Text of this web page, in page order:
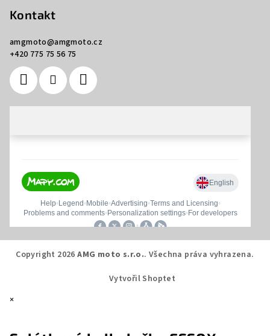
Kontakt
amgmoto@amgmoto.cz
+420 775 75 56 75
Copyright 2026AMG moto s.r.o.. Všechna práva vyhrazena.
Vytvořil Shoptet
×